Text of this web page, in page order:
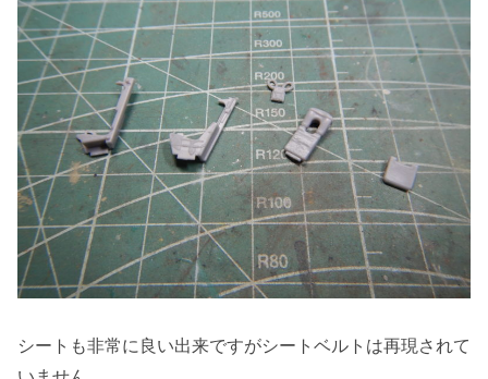
シートも非常に良い出来ですがシートベルトは再現されて